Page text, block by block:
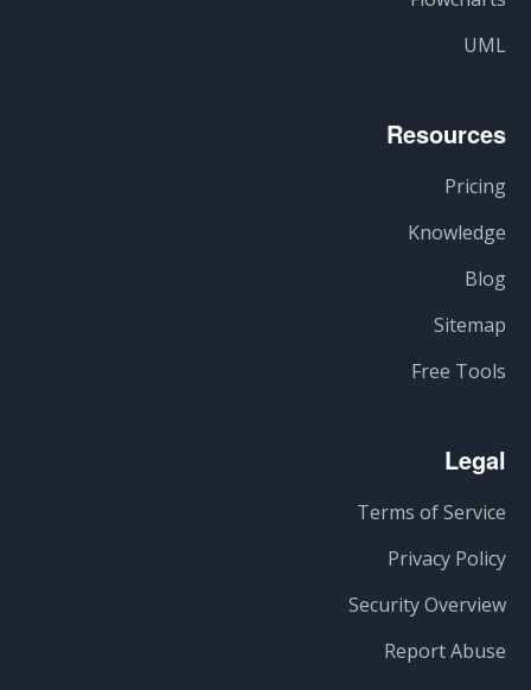
UML
Resources
Pricing
Knowledge
Blog
Sitemap
Free Tools
Legal
Terms of Service
Privacy Policy
Security Overview
Report Abuse